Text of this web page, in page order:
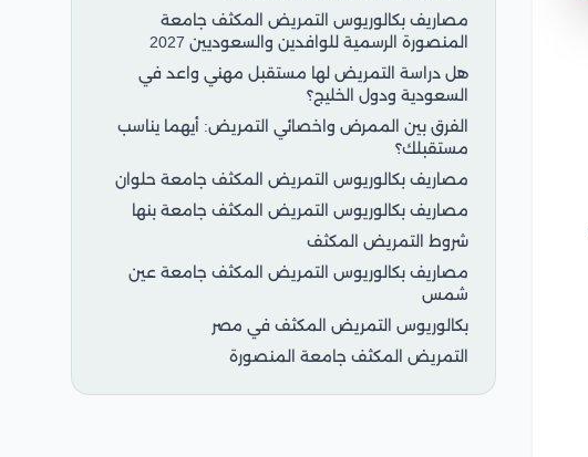
مصاريف بكالوريوس التمريض المكثف جامعة
المنصورة الرسمية للوافدين والسعوديين 2027
هل دراسة التمريض لها مستقبل مهني واعد في
السعودية ودول الخليج؟
الفرق بين الممرض واخصائي التمريض: أيهما يناسب
مستقبلك؟
مصاريف بكالوريوس التمريض المكثف جامعة حلوان
مصاريف بكالوريوس التمريض المكثف جامعة بنها
شروط التمريض المكثف
مصاريف بكالوريوس التمريض المكثف جامعة عين
شمس
بكالوريوس التمريض المكثف في مصر
التمريض المكثف جامعة المنصورة